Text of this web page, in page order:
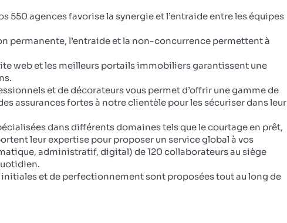
550 agences favorise la synergie et l’entraide entre les équipes
permanente, l’entraide et la non-concurrence permettent à
web et les meilleurs portails immobiliers garantissent une
et de décorateurs vous permet d’offrir une gamme de
assurances fortes à notre clientèle pour les sécuriser dans leur
dans différents domaines tels que le courtage en prêt,
leur expertise pour proposer un service global à vos
administratif, digital) de 120 collaborateurs au siège
et de perfectionnement sont proposées tout au long de